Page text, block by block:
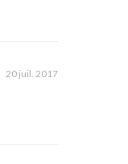
20 juil. 2017